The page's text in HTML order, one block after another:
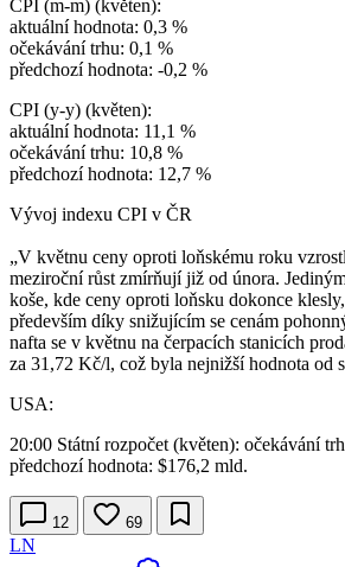
CPI (m-m) (květen):
aktuální hodnota: 0,3 %
očekávání trhu: 0,1 %
předchozí hodnota: -0,2 %
CPI (y-y) (květen):
aktuální hodnota: 11,1 %
očekávání trhu: 10,8 %
předchozí hodnota: 12,7 %
Vývoj indexu CPI v ČR
„V květnu ceny oproti loňskému roku
meziroční růst zmírňují již od února.
koše, kde ceny oproti loňsku dokonce
především díky snižujícím se cenám
nafta se v květnu na čerpacích stanicích
za 31,72 Kč/l, což byla nejnižší hodnota od
USA:
20:00 Státní rozpočet (květen): očekávání
předchozí hodnota: $176,2 mld.
12 69
LN